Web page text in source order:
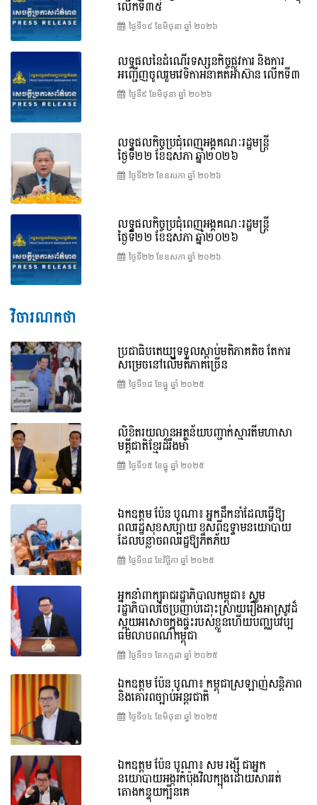
លើកទី៣៥
ថ្ងៃទី១៩ ខែ​មិថុនា ឆ្នាំ ២០២៦
លទ្ធផលនៃដំណើរទស្សនកិច្ចផ្លូវការ និងការ
អញ្ជើញចូលរួមវេទិកាអនាគតអាស៊ាន លើកទី៣
ថ្ងៃទី៩ ខែ​មិថុនា ឆ្នាំ ២០២៦
លទ្ធផលកិច្ចប្រជុំពេញអង្គគណៈរដ្ឋមន្ត្រី
ថ្ងៃទី២២ ខែឧសភា ឆ្នាំ២០២៦
ថ្ងៃទី២២ ខែ​ឧសភា ឆ្នាំ ២០២៦
លទ្ធផលកិច្ចប្រជុំពេញអង្គគណៈរដ្ឋមន្រ្តី
ថ្ងៃទី២២ ខែឧសភា ឆ្នាំ២០២៦
ថ្ងៃទី២២ ខែ​ឧសភា ឆ្នាំ ២០២៦
វិចារណកថា
ប្រជាធិបតេយ្យទទួលស្តាប់មតិភាគតិច តែការ
សម្រេចនៅលើមតិភាគច្រើន
ថ្ងៃទី១៨ ខែ​ធ្នូ ឆ្នាំ ២០២៥
លិខិតរយលានអត្ថន័យបញ្ជាក់ស្មារតីមហាសា
មគ្គីជាតិខ្មែរដ៏រឹងមាំ
ថ្ងៃទី១៥ ខែ​ធ្នូ ឆ្នាំ ២០២៥
ឯកឧត្តម ប៉ែន បូណា៖ អ្នកដឹកនាំដែលធ្វើឱ្យ
ពលរដ្ឋសុខសប្បាយ ខុសពីឧទ្ទាមនយោបាយ
ដែលបន្លាចពលរដ្ឋឱ្យភិតភ័យ
ថ្ងៃទី១៨ ខែ​វិច្ឆិកា ឆ្នាំ ២០២៥
អ្នកនាំពាក្យរាជរដ្ឋាភិបាលកម្ពុជា៖ សូម
រដ្ឋាភិបាលថៃប្រញាប់ដោះស្រាយរឿងអាស្រូវដ៏
ស្អុយអសោចក្នុងផ្ទះរបស់ខ្លួនហើយបញ្ឈប់វប្ប
ធម៌លាបពណ៌កម្ពុជា
ថ្ងៃទី១១ ខែ​កក្កដា ឆ្នាំ ២០២៥
ឯកឧត្តម ប៉ែន បូណា៖ កម្ពុជាស្រឡាញ់សន្តិភាព
និងគោរពច្បាប់អន្តរជាតិ
ថ្ងៃទី១៤ ខែ​មិថុនា ឆ្នាំ ២០២៥
ឯកឧត្តម ប៉ែន បូណា៖ សម រង្ស៊ី ជាអ្នក
នយោបាយអង្ករកំប៉ុងវិលក្បុងដោយសាររត់
តោងកន្ទុយក្បិនគេ